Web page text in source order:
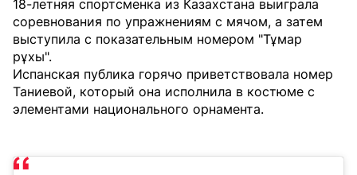
18-летняя спортсменка из Казахстана выиграла
соревнования по упражнениям с мячом, а затем
выступила с показательным номером "Тұмар
рұхы".
Испанская публика горячо приветствовала номер
Таниевой, который она исполнила в костюме с
элементами национального орнамента.